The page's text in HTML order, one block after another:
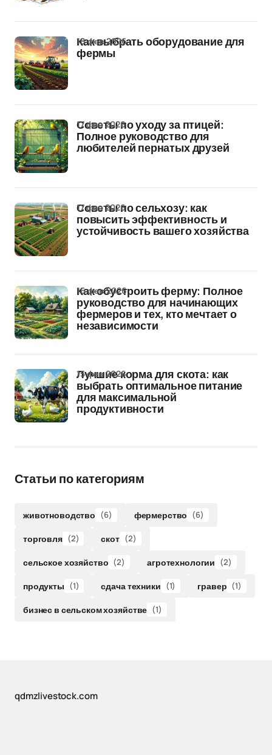
Как выбрать оборудование для
фермы
18 фев 2026
Советы по уходу за птицей:
Полное руководство для
любителей пернатых друзей
17 фев 2026
Советы по сельхозу: как
повысить эффективность и
устойчивость вашего хозяйства
17 фев 2026
Как обустроить ферму: Полное
руководство для начинающих
фермеров и тех, кто мечтает о
независимости
16 фев 2026
Лучшие корма для скота: как
выбрать оптимальное питание
для максимальной
продуктивности
15 фев 2026
Статьи по категориям
животноводство (6) фермерство (6)
торговля (2) скот (2)
сельское хозяйство (2) агротехнологии (2)
продукты (1) сдача техники (1) гравер (1)
бизнес в сельском хозяйстве (1)
qdmzlivestock.com